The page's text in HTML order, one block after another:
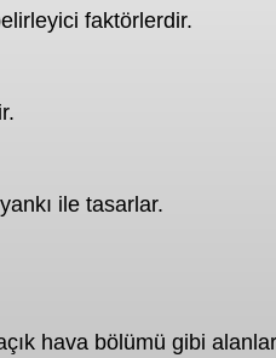
faktörlerdir.
ile tasarlar.
hava bölümü gibi